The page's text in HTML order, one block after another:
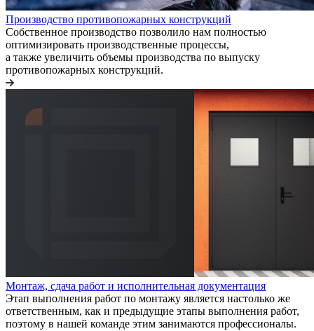
Производство противопожарных конструкций
Собственное производство позволило нам полностью
оптимизировать производственные процессы,
а также увеличить объемы производства по выпуску
противопожарных конструкций.
Монтаж, сдача работ и исполнительная документация
Этап выполнения работ по монтажу является настолько же
ответственным, как и предыдущие этапы выполнения работ,
поэтому в нашей команде этим занимаются профессионалы.